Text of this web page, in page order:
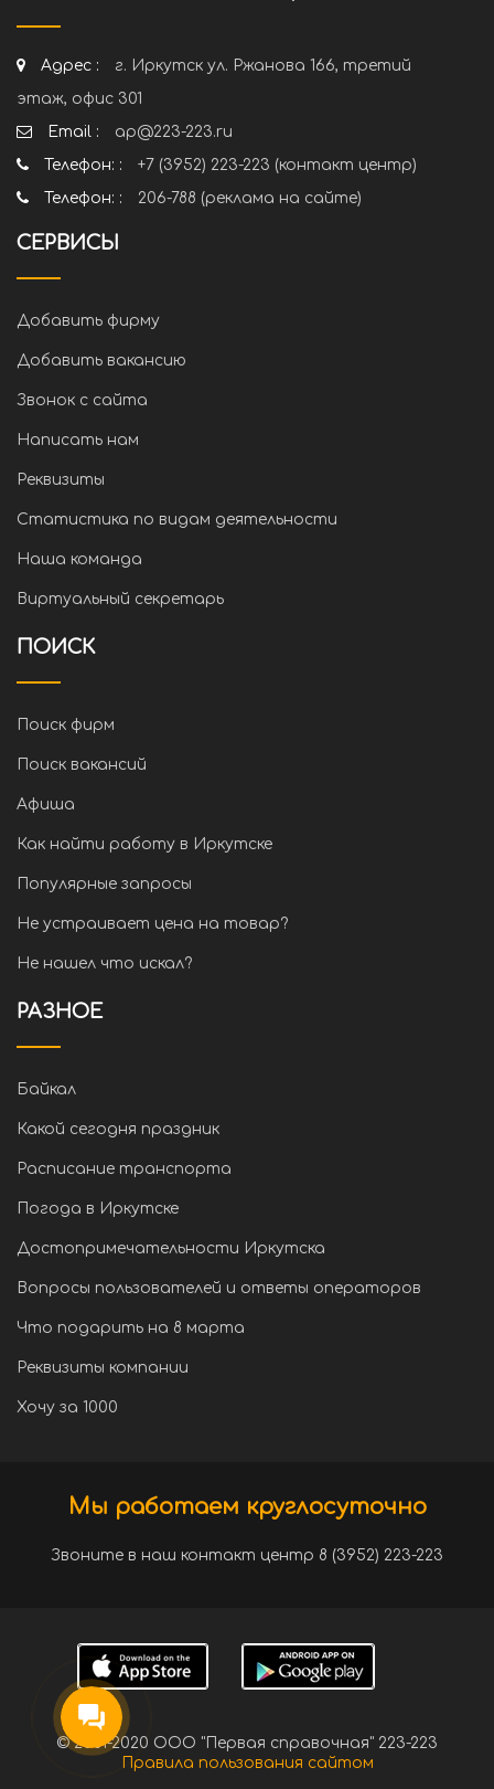
Адрес :
г. Иркутск ул. Ржанова 166, третий
этаж, офис 301
Email :
ap@223-223.ru
Телефон: :
+7 (3952) 223-223 (контакт центр)
Телефон: :
206-788 (реклама на сайте)
СЕРВИСЫ
Добавить фирму
Добавить вакансию
Звонок с сайта
Написать нам
Реквизиты
Статистика по видам деятельности
Наша команда
Виртуальный секретарь
ПОИСК
Поиск фирм
Поиск вакансий
Афиша
Как найти работу в Иркутске
Популярные запросы
Не устраивает цена на товар?
Не нашел что искал?
РАЗНОЕ
Байкал
Какой сегодня праздник
Расписание транспорта
Погода в Иркутске
Достопримечательности Иркутска
Вопросы пользователей и ответы операторов
Что подарить на 8 марта
Реквизиты компании
Хочу за 1000
Мы работаем круглосуточно
Звоните в наш контакт центр 8 (3952) 223-223
© 2001-2020 ООО "Первая справочная" 223-223
Правила пользования сайтом